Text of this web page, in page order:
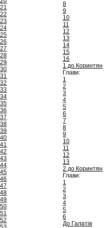
21
22
23
24
25
26
27
28
29
30
31
32
33
34
35
36
37
38
39
40
41
42
43
44
45
46
47
48
49
50
51
52
8
9
10
11
12
13
14
15
16
1 до Коринтян
Глави:
1
2
3
4
5
6
7
8
9
10
11
12
13
2 до Коринтян
Глави:
1
2
3
4
5
6
До Галатів